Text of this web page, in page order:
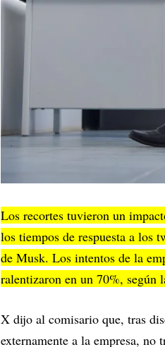
Los recortes tuvieron un
los tiempos de respuesta a los
de Musk. Los intentos de la
ralentizaron en un 70%, según
X dijo al comisario que, tras
externamente a la empresa,